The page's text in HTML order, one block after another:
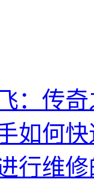
：传
如何
行维